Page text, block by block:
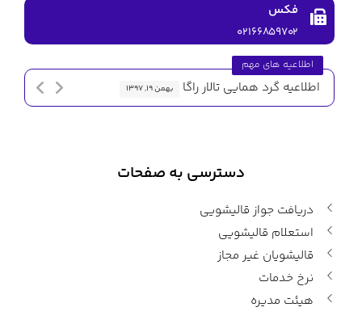
فکس
۰۲۱۶۶۸۵۹۷۰۲
اطلاعیه های مهم
اطلاعیه گرد همایی تالار راگا بهمن ۱۹, ۱۳۹۷
دسترسی به صفحات
دریافت جواز قالیشویی
استعلام قالیشویی
قالیشویان غیر مجاز
نرخ خدمات
هیئت مدیره